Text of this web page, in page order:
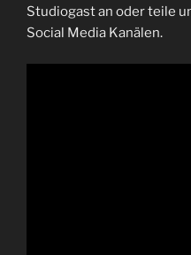
Studiogast an oder teile
Social Media Kanälen.